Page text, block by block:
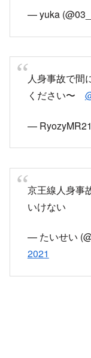
— yuka
人身事故で間
ください〜
—
京王線人身事
いけない
— たいせい
2021